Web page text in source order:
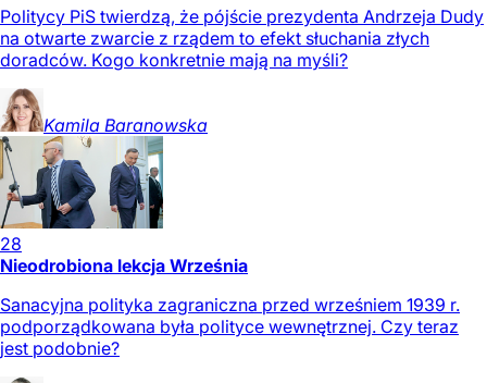
Politycy PiS twierdzą, że pójście prezydenta Andrzeja Dudy
na otwarte zwarcie z rządem to efekt słuchania złych
doradców. Kogo konkretnie mają na myśli?
Kamila Baranowska
28
Nieodrobiona lekcja Września
Sanacyjna polityka zagraniczna przed wrześniem 1939 r.
podporządkowana była polityce wewnętrznej. Czy teraz
jest podobnie?